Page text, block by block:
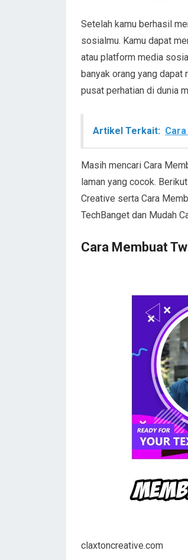
Setelah kamu berhasil
sosialmu. Kamu dapat
atau platform media
banyak orang yang
pusat perhatian di dunia
Artikel Terkait:
Masih mencari Cara
laman yang cocok.
Creative serta Cara
TechBanget dan Mudah
Cara Membuat
claxtoncreative.com